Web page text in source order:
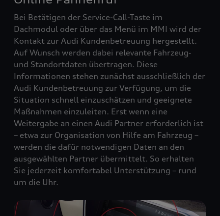
Bei Betätigen der Service-Call-Taste im
Dachmodul oder über das Menü im MMI wird der
Kontakt zur Audi Kundenbetreuung hergestellt.
Auf Wunsch werden dabei relevante Fahrzeug‑
und Standortdaten übertragen. Diese
Informationen stehen zunächst ausschließlich der
Audi Kundenbetreuung zur Verfügung, um die
Situation schnell einzuschätzen und geeignete
Maßnahmen einzuleiten. Erst wenn eine
Weitergabe an einen Audi Partner erforderlich ist
– etwa zur Organisation von Hilfe am Fahrzeug –
werden die dafür notwendigen Daten an den
ausgewählten Partner übermittelt. So erhalten
Sie jederzeit komfortabel Unterstützung – rund
um die Uhr.